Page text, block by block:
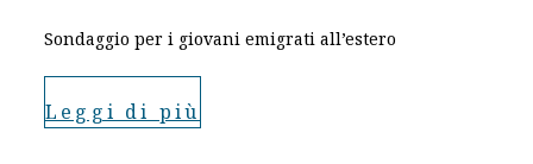
Sondaggio per i giovani emigrati all’estero
Leggi di più